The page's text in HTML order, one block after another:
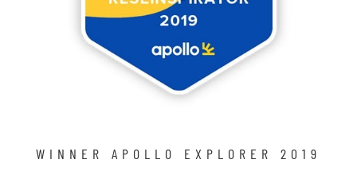
WINNER APOLLO EXPLORER 2019